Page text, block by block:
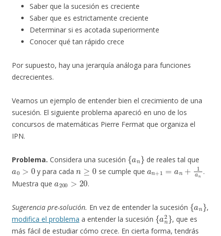
Saber que la sucesión es creciente
Saber que es estrictamente creciente
Determinar si es acotada superiormente
Conocer qué tan rápido crece
Por supuesto, hay una jerarquía análoga para funciones
decrecientes.
Veamos un ejemplo de entender bien el crecimiento de una
sucesión. El siguiente problema apareció en uno de los
concursos de matemáticas Pierre Fermat que organiza el
IPN.
Problema. Considera una sucesión
{a }
de reales tal que
a 0>0
y para cada
n≥0
se cumple que
an+1=a n+ 1an
.
Muestra que
a 200 >20
.
Sugerencia pre-solución. En vez de entender la sucesión
{a }
,
modifica el problema a entender la sucesión
{an2}
, que es
más fácil de estudiar cómo crece. En cierta forma, tendrás